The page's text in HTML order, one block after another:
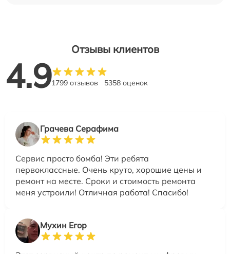
Отзывы клиентов
4.91799 отзывов 5358 оценок
Грачева Серафима
Сервис просто бомба! Эти ребята
первоклассные. Очень круто, хорошие цены и
ремонт на месте. Сроки и стоимость ремонта
меня устроили! Отличная работа! Спасибо!
Мухин Егор